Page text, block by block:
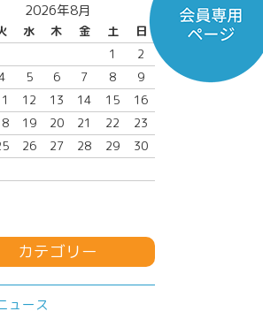
2026年8月
水 木 金 土
日
1
2
5 6 7 8
9
12 13 14 15
16
19 20 21 22
23
26 27 28 29
30
カテゴリー
ュース